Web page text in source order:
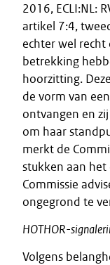
2016, ECLI:NL:
artikel 7:4,
echter wel
betrekking
hoorzitting.
de vorm van
ontvangen en
om haar
merkt de
stukken aan het
Commissie
ongegrond te
HOTHOR-
Volgens